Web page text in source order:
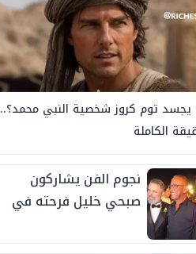
توم كروز شخصية النبي محمد؟..
الكاملة
نجوم الفن يشاركون
صبحي خليل فرحته في